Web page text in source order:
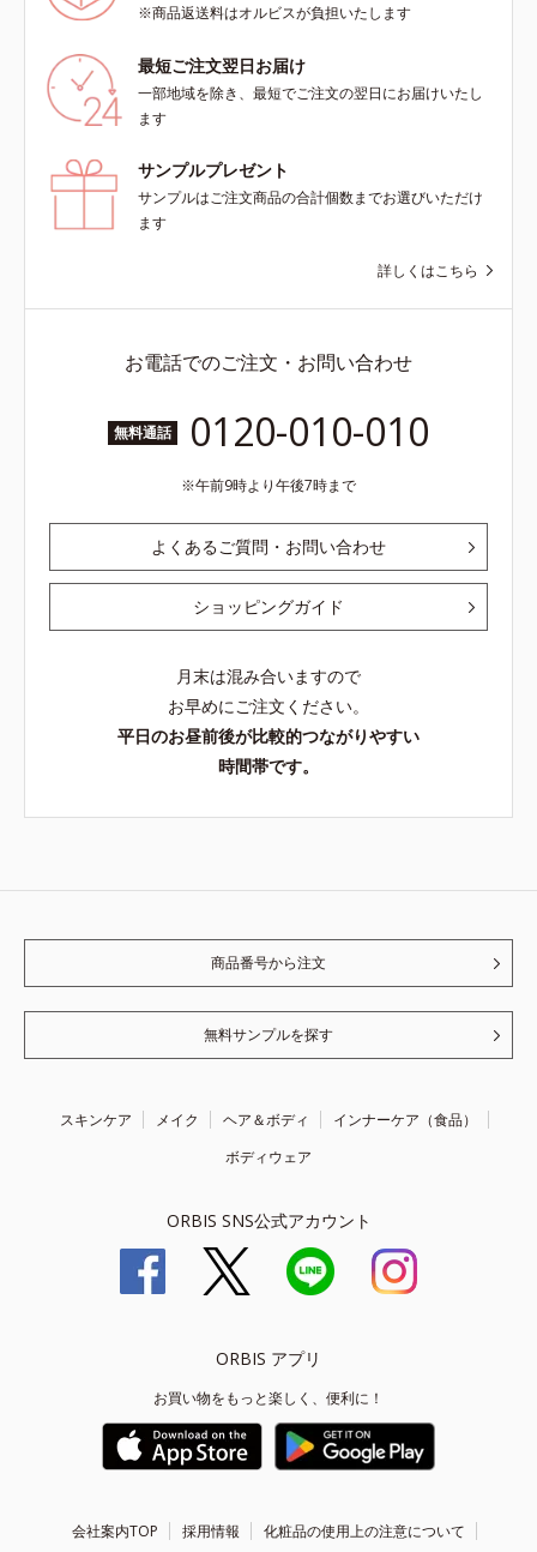
※商品返送料はオルビスが負担いたします
最短ご注文翌日お届け
一部地域を除き、最短でご注文の翌日にお届けいたし
ます
サンプルプレゼント
サンプルはご注文商品の合計個数までお選びいただけ
ます
詳しくはこちら
お電話でのご注文・お問い合わせ
無料通話 0120-010-010
午前9時より午後7時まで
よくあるご質問・お問い合わせ
ショッピングガイド
月末は混み合いますので
お早めにご注文ください。
平日のお昼前後が比較的つながりやすい
時間帯です。
商品番号から注文
無料サンプルを探す
スキンケア メイク ヘア＆ボディ
インナーケア（食品）
ボディウェア
ORBIS SNS公式アカウント
ORBIS アプリ
お買い物をもっと楽しく、便利に！
会社案内TOP 採用情報 化粧品の使用上の注意について